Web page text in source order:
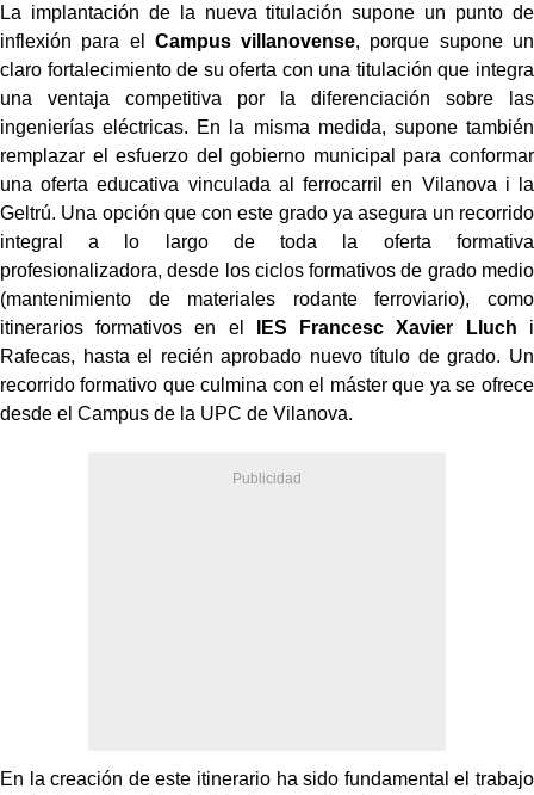
La implantación de la nueva titulación supone un punto de
inflexión para el Campus villanovense, porque supone un
claro fortalecimiento de su oferta con una titulación que integra
una ventaja competitiva por la diferenciación sobre las
ingenierías eléctricas. En la misma medida, supone también
remplazar el esfuerzo del gobierno municipal para conformar
una oferta educativa vinculada al ferrocarril en Vilanova i la
Geltrú. Una opción que con este grado ya asegura un recorrido
integral a lo largo de toda la oferta formativa
profesionalizadora, desde los ciclos formativos de grado medio
(mantenimiento de materiales rodante ferroviario), como
itinerarios formativos en el
IES Francesc Xavier Lluch i
Rafecas, hasta el recién aprobado nuevo título de grado. Un
recorrido formativo que culmina con el máster que ya se ofrece
desde el Campus de la UPC de Vilanova.
En la creación de este itinerario ha sido fundamental el trabajo